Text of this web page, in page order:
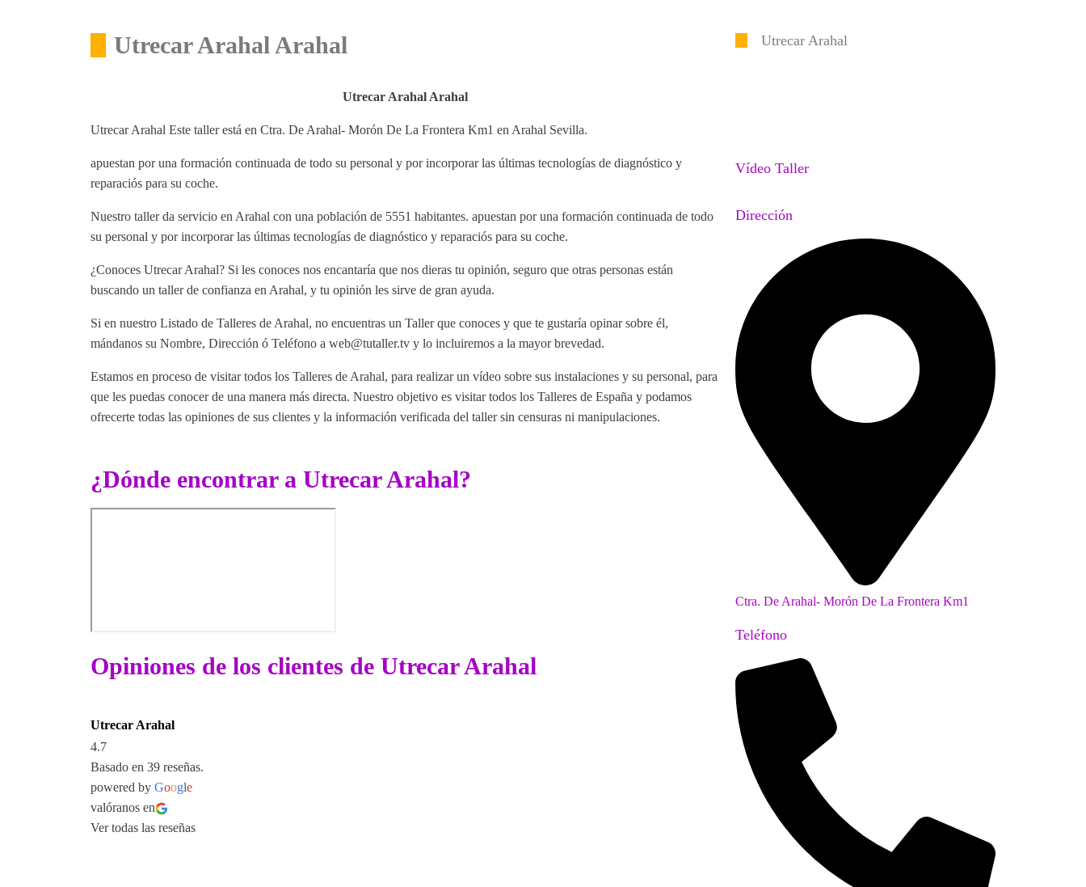
Utrecar Arahal Arahal
Utrecar Arahal Arahal
Utrecar Arahal Este taller está en Ctra. De Arahal- Morón De La Frontera Km1 en Arahal Sevilla.
apuestan por una formación continuada de todo su personal y por incorporar las últimas tecnologías de diagnóstico y
reparaciós para su coche.
Nuestro taller da servicio en Arahal con una población de 5551 habitantes. apuestan por una formación continuada de todo
su personal y por incorporar las últimas tecnologías de diagnóstico y reparaciós para su coche.
¿Conoces Utrecar Arahal? Si les conoces nos encantaría que nos dieras tu opinión, seguro que otras personas están
buscando un taller de confianza en Arahal, y tu opinión les sirve de gran ayuda.
Si en nuestro Listado de Talleres de Arahal, no encuentras un Taller que conoces y que te gustaría opinar sobre él,
mándanos su Nombre, Dirección ó Teléfono a web@tutaller.tv y lo incluiremos a la mayor brevedad.
Estamos en proceso de visitar todos los Talleres de Arahal, para realizar un vídeo sobre sus instalaciones y su personal, para
que les puedas conocer de una manera más directa. Nuestro objetivo es visitar todos los Talleres de España y podamos
ofrecerte todas las opiniones de sus clientes y la información verificada del taller sin censuras ni manipulaciones.
¿Dónde encontrar a Utrecar Arahal?
Opiniones de los clientes de Utrecar Arahal
Utrecar Arahal
4.7
Basado en 39 reseñas.
powered by Google
valóranos en
Ver todas las reseñas
Utrecar Arahal
Vídeo Taller
Dirección
Ctra. De Arahal- Morón De La Frontera Km1
Teléfono